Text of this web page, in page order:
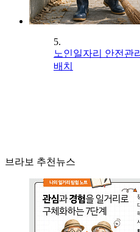
5.
노인일자리 안전관
배치
브라보 추천뉴스